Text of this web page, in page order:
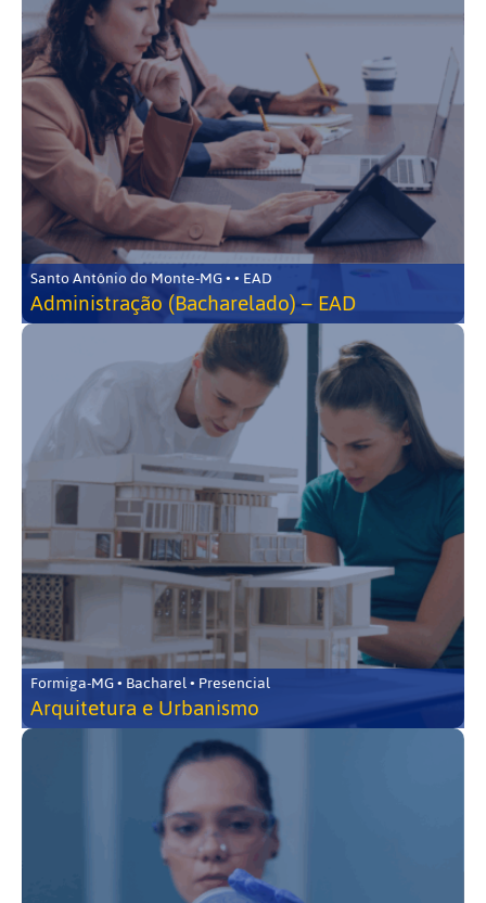
Santo Antônio do Monte-MG • • EAD
Administração (Bacharelado) – EAD
Formiga-MG • Bacharel • Presencial
Arquitetura e Urbanismo